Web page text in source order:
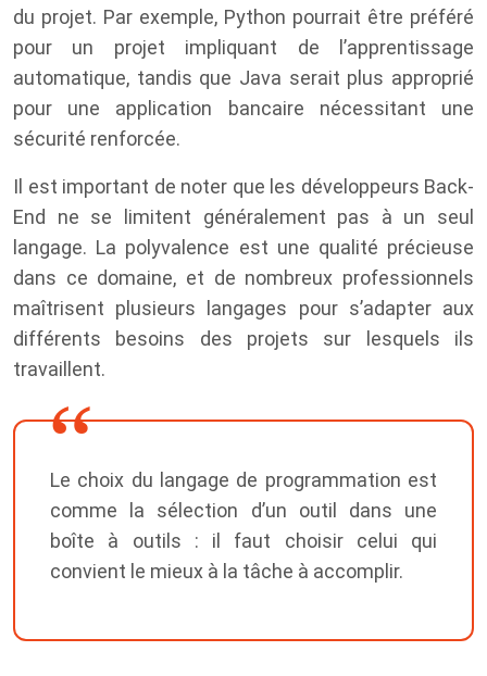
du projet. Par exemple, Python pourrait être préféré
pour un projet impliquant de l’apprentissage
automatique, tandis que Java serait plus approprié
pour une application bancaire nécessitant une
sécurité renforcée.
Il est important de noter que les développeurs Back-
End ne se limitent généralement pas à un seul
langage. La polyvalence est une qualité précieuse
dans ce domaine, et de nombreux professionnels
maîtrisent plusieurs langages pour s’adapter aux
différents besoins des projets sur lesquels ils
travaillent.
Le choix du langage de programmation est
comme la sélection d’un outil dans une
boîte à outils : il faut choisir celui qui
convient le mieux à la tâche à accomplir.